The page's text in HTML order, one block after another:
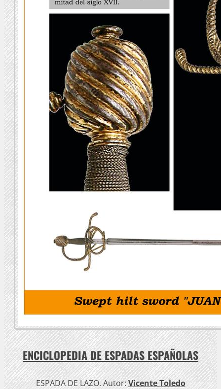
ENCICLOPEDIA DE ESPADAS ESPAÑOLAS
ESPADA DE LAZO. Autor:Vicente Toledo